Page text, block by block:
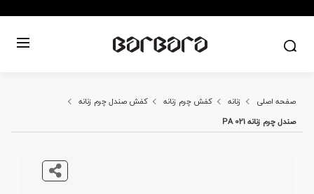
صفحه اصلی زنانه کفش چرم زنانه
کفش صندل چرم زنانه
صندل چرم زنانه PA 021